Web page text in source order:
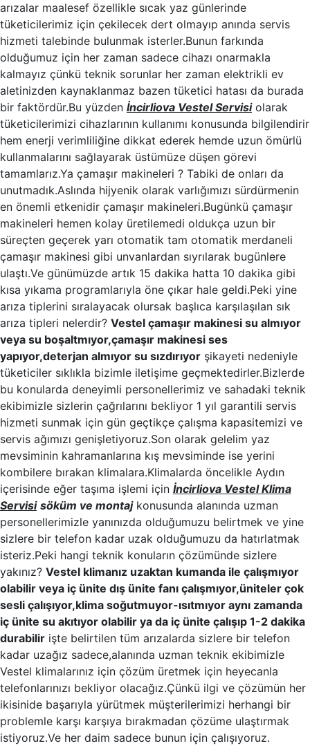
arızalar maalesef özellikle sıcak yaz günlerinde
tüketicilerimiz için çekilecek dert olmayıp anında servis
hizmeti talebinde bulunmak isterler.Bunun farkında
olduğumuz için her zaman sadece cihazı onarmakla
kalmayız çünkü teknik sorunlar her zaman elektrikli ev
aletinizden kaynaklanmaz bazen tüketici hatası da burada
bir faktördür.Bu yüzden İncirliova Vestel Servisiolarak
tüketicilerimizi cihazlarının kullanımı konusunda bilgilendirir
hem enerji verimliliğine dikkat ederek hemde uzun ömürlü
kullanmalarını sağlayarak üstümüze düşen görevi
tamamlarız.Ya çamaşır makineleri ? Tabiki de onları da
unutmadık.Aslında hijyenik olarak varlığımızı sürdürmenin
en önemli etkenidir çamaşır makineleri.Bugünkü çamaşır
makineleri hemen kolay üretilemedi oldukça uzun bir
süreçten geçerek yarı otomatik tam otomatik merdaneli
çamaşır makinesi gibi unvanlardan sıyrılarak bugünlere
ulaştı.Ve günümüzde artık 15 dakika hatta 10 dakika gibi
kısa yıkama programlarıyla öne çıkar hale geldi.Peki yine
arıza tiplerini sıralayacak olursak başlıca karşılaşılan sık
arıza tipleri nelerdir? Vestel çamaşır makinesi su almıyor
veya su boşaltmıyor,çamaşır makinesi ses
yapıyor,deterjan almıyor su sızdırıyor şikayeti nedeniyle
tüketiciler sıklıkla bizimle iletişime geçmektedirler.Bizlerde
bu konularda deneyimli personellerimiz ve sahadaki teknik
ekibimizle sizlerin çağrılarını bekliyor 1 yıl garantili servis
hizmeti sunmak için gün geçtikçe çalışma kapasitemizi ve
servis ağımızı genişletiyoruz.Son olarak gelelim yaz
mevsiminin kahramanlarına kış mevsiminde ise yerini
kombilere bırakan klimalara.Klimalarda öncelikle Aydın
içerisinde eğer taşıma işlemi için İncirliova Vestel Klima
Servisi söküm ve montajkonusunda alanında uzman
personellerimizle yanınızda olduğumuzu belirtmek ve yine
sizlere bir telefon kadar uzak olduğumuzu da hatırlatmak
isteriz.Peki hangi teknik konuların çözümünde sizlere
yakınız? Vestel klimanız uzaktan kumanda ile çalışmıyor
olabilir veya iç ünite dış ünite fanı çalışmıyor,üniteler çok
sesli çalışıyor,klima soğutmuyor-ısıtmıyor aynı zamanda
iç ünite su akıtıyor olabilir ya da iç ünite çalışıp 1-2 dakika
durabilir işte belirtilen tüm arızalarda sizlere bir telefon
kadar uzağız sadece,alanında uzman teknik ekibimizle
Vestel klimalarınız için çözüm üretmek için heyecanla
telefonlarınızı bekliyor olacağız.Çünkü ilgi ve çözümün her
ikisinide başarıyla yürütmek müşterilerimizi herhangi bir
problemle karşı karşıya bırakmadan çözüme ulaştırmak
istiyoruz.Ve her daim sadece bunun için çalışıyoruz.